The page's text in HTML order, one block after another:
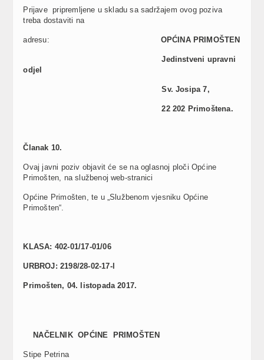
Prijave pripremljene u skladu sa sadržajem ovog poziva
treba dostaviti na
adresu: OPĆINA PRIMOŠTEN
Jedinstveni upravni
odjel
Sv. Josipa 7,
22 202 Primoštena.
Č lanak 10.
Ovaj javni poziv objavit će se na oglasnoj ploči Općine
Primošten, na službenoj web-stranici
Općine Primošten, te u „Službenom vjesniku Općine
Primošten“.
KLASA: 402-01/17-01/06
URBROJ: 2198/28-02-17-l
Primošten, 04. listopada 2017.
NAČELNIK OPĆINE PRIMOŠTEN
Stipe Petrina